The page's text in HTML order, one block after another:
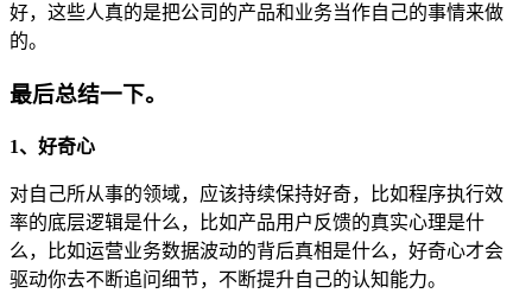
好，这些人真的是把公司的产品和业务当作自己的事情来做
的。
最后总结一下。
1、好奇心
对自己所从事的领域，应该持续保持好奇，比如程序执行效
率的底层逻辑是什么，比如产品用户反馈的真实心理是什
么，比如运营业务数据波动的背后真相是什么，好奇心才会
驱动你去不断追问细节，不断提升自己的认知能力。